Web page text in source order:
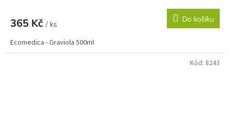
365 Kč / ks
Do košíku
Ecomedica - Graviola 500ml
Kód: 8243